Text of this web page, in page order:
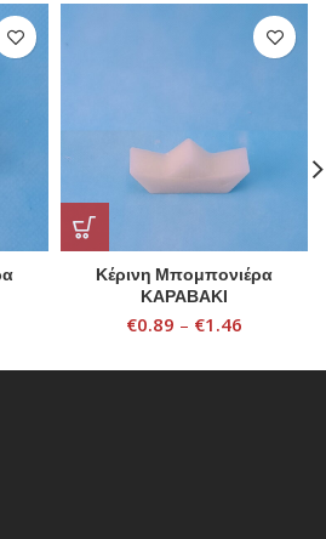
Κέρινη Μπομπονιέρα
ΚΑΡΑΒΑΚΙ
€0.89 – €1.46